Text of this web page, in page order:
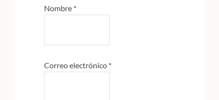
Nombre *
Correo electrónico *